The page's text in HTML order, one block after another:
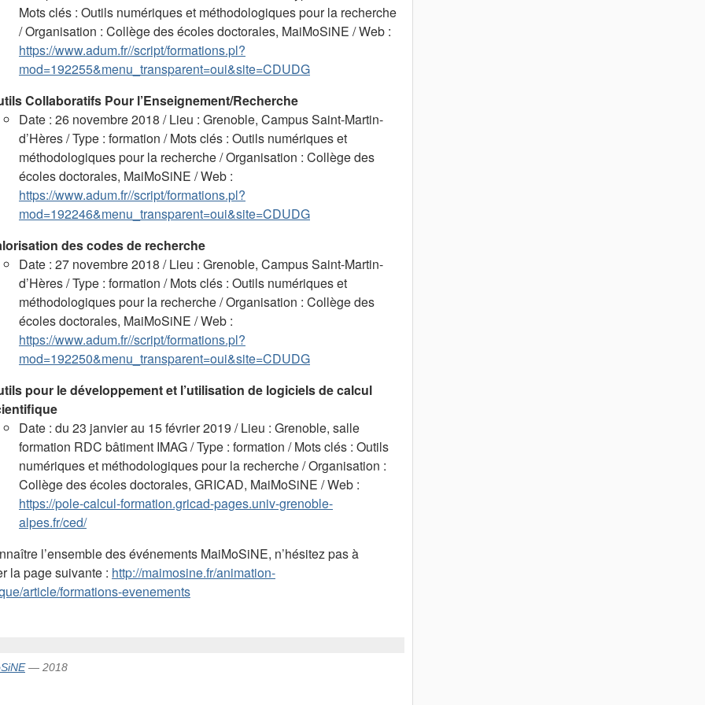
Mots clés : Outils numériques et méthodologiques pour la recherche
/ Organisation : Collège des écoles doctorales, MaiMoSiNE / Web :
https://www.adum.fr//script/formations.pl?
mod=192255&menu_transparent=oui&site=CDUDG
Collaboratifs Pour l’Enseignement/Recherche
Date : 26 novembre 2018 / Lieu : Grenoble, Campus Saint-Martin-
d’Hères / Type : formation / Mots clés : Outils numériques et
méthodologiques pour la recherche / Organisation : Collège des
écoles doctorales, MaiMoSiNE / Web :
https://www.adum.fr//script/formations.pl?
mod=192246&menu_transparent=oui&site=CDUDG
des codes de recherche
Date : 27 novembre 2018 / Lieu : Grenoble, Campus Saint-Martin-
d’Hères / Type : formation / Mots clés : Outils numériques et
méthodologiques pour la recherche / Organisation : Collège des
écoles doctorales, MaiMoSiNE / Web :
https://www.adum.fr//script/formations.pl?
mod=192250&menu_transparent=oui&site=CDUDG
pour le développement et l’utilisation de logiciels de calcul
Date : du 23 janvier au 15 février 2019 / Lieu : Grenoble, salle
formation RDC bâtiment IMAG / Type : formation / Mots clés : Outils
numériques et méthodologiques pour la recherche / Organisation :
Collège des écoles doctorales, GRICAD, MaiMoSiNE / Web :
https://pole-calcul-formation.gricad-pages.univ-grenoble-
alpes.fr/ced/
l’ensemble des événements MaiMoSiNE, n’hésitez pas à
la page suivante : http://maimosine.fr/animation-
article/formations-evenements
— 2018